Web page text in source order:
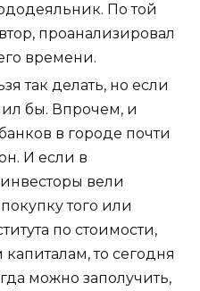
По той
проанализировал
времени.
так делать, но если
бы. Впрочем, и
в городе почти
И если в
вели
того или
по стоимости,
то сегодня
можно заполучить,